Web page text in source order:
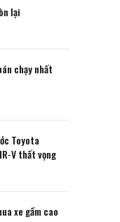
lại
chạy nhất
Toyota
V thất vọng
xe gầm cao